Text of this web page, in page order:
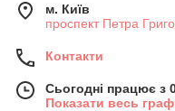
м. Київ
проспект Петра
Контакти
Сьогодні працює з
Показати весь